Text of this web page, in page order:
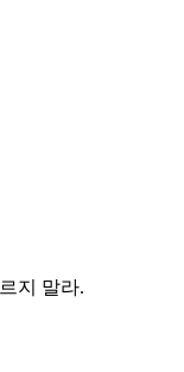
지 말라.